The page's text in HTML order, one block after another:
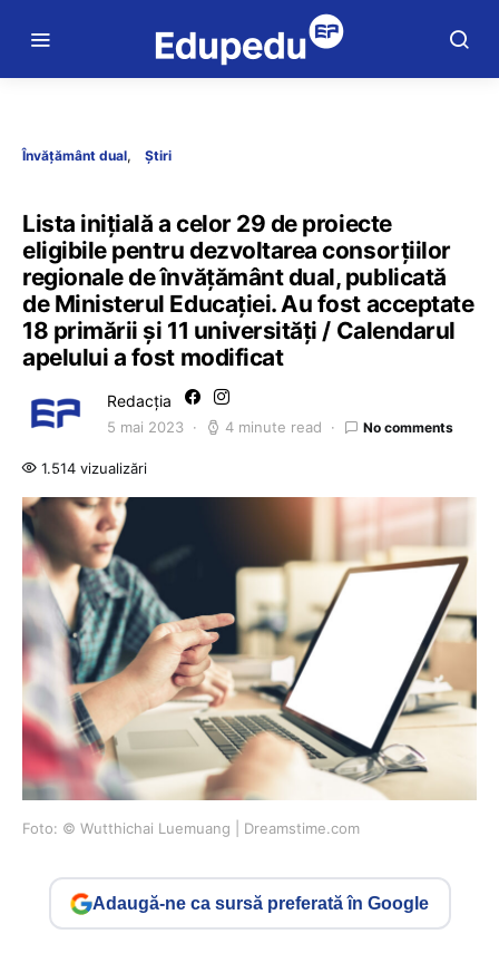
Învățământ dual Știri
Lista inițială a celor 29 de proiecte
eligibile pentru dezvoltarea consorțiilor
regionale de învățământ dual, publicată
de Ministerul Educației. Au fost acceptate
18 primării și 11 universități / Calendarul
apelului a fost modificat
Redacția
5 mai 2023 4 minute read No comments
1.514 vizualizări
Foto: © Wutthichai Luemuang | Dreamstime.com
Adaugă-ne ca sursă preferată în Google